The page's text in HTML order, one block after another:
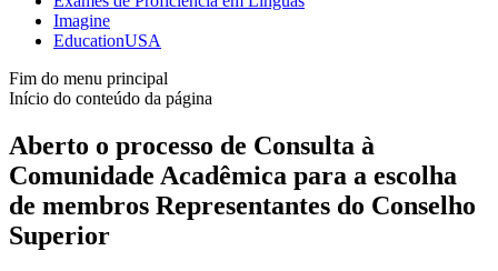
Imagine
EducationUSA
Fim do menu principal
Início do conteúdo da página
Aberto o processo de Consulta à
Comunidade Acadêmica para a escolha
de membros Representantes do Conselho
Superior